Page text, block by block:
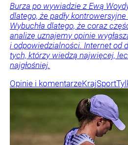
Burza po wywiadzie z Ewą
dlatego, że padły
Wybuchła dlatego, że coraz
analizę uznajemy opinie
i odpowiedzialności. Internet od
tych, którzy wiedzą najwięcej,
najgłośniej.
Opinie i komentarzeKrajSport